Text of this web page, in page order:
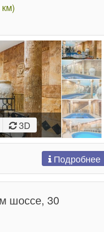
3D
Подробнее
шоссе, 30